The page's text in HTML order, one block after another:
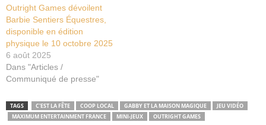
Outright Games dévoilent
Barbie Sentiers Équestres,
disponible en édition
physique le 10 octobre 2025
6 août 2025
Dans "Articles /
Communiqué de presse"
TAGS C'EST LA FÊTE COOP LOCAL GABBY ET LA MAISON MAGIQUE
JEU VIDÉO
MAXIMUM ENTERTAINMENT FRANCE
MINI-JEUX OUTRIGHT GAMES